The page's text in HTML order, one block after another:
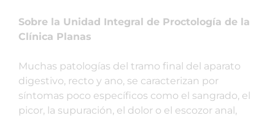
Sobre la Unidad Integral de Proctología de la
Clínica Planas
Muchas patologías del tramo final del aparato
digestivo, recto y ano, se caracterizan por
síntomas poco específicos como el sangrado, el
picor, la supuración, el dolor o el escozor anal,